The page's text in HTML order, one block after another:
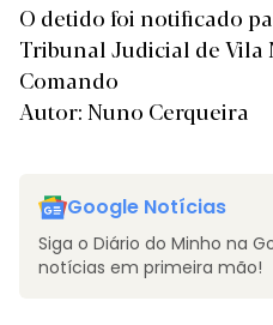
O detido foi notificado
Tribunal Judicial de Vila
Comando
Autor: Nuno Cerqueira
Google Notícias
Siga o Diário do Minho na
notícias em primeira mão!